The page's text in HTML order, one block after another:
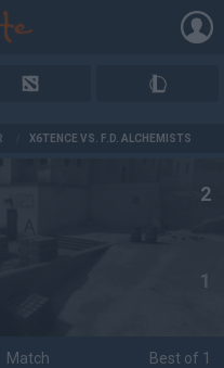
X6TENCE VS. F.D. ALCHEMISTS
2
1
Match Best of 1